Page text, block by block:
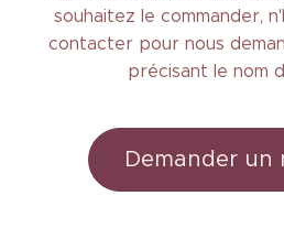
souhaitez le commander,
contacter pour nous
précisant le nom
Demander un